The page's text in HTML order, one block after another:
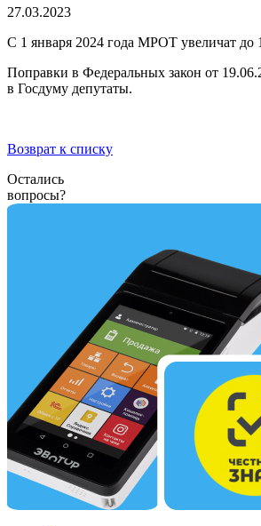
27.03.2023
С 1 января 2024 года МРОТ увеличат до
Поправки в Федеральных закон от
в Госдуму депутаты.
Возврат к списку
Остались
вопросы?